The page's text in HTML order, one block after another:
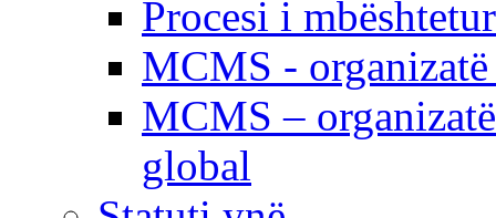
Procesi i
MCMS -
MCMS –
global